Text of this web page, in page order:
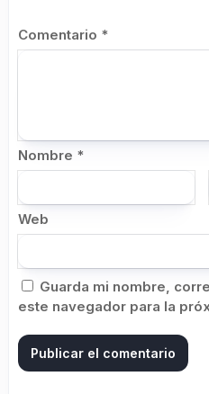
Comentario *
Nombre *
Web
Guarda mi nombre,
este navegador para la